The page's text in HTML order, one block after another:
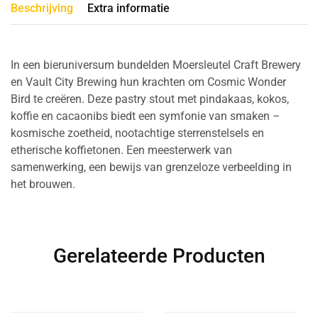
Beschrijving Extra informatie
In een bieruniversum bundelden Moersleutel Craft Brewery
en Vault City Brewing hun krachten om Cosmic Wonder
Bird te creëren. Deze pastry stout met pindakaas, kokos,
koffie en cacaonibs biedt een symfonie van smaken –
kosmische zoetheid, nootachtige sterrenstelsels en
etherische koffietonen. Een meesterwerk van
samenwerking, een bewijs van grenzeloze verbeelding in
het brouwen.
Gerelateerde Producten